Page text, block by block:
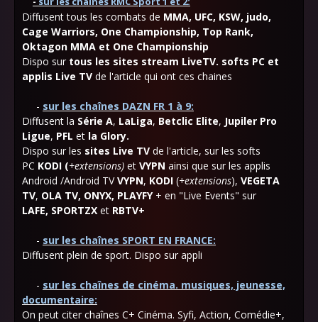
Diffusent tous les combats de MMA, UFC, KSW, judo,
Cage Warriors, One Championship, Top Rank,
Oktagon MMA et One Championship
Dispo sur tous les sites stream LiveTV. softs PC et
applis Live TV de l'article qui ont ces chaines
- sur les chaînes DAZN FR 1 à 9:
Diffusent la Série A, LaLiga, Betclic Elite, Jupiler Pro
Ligue, PFL et la Glory.
Dispo sur les sites Live TV de l'article, sur les softs
PC KODI (+extensions) et VYPN ainsi que sur les applis
Android /Android TV VYPN, KODI (+extensions), VEGETA
TV, OLA TV, ONYX, PLAYFY + en "Live Events" sur
LAFE, SPORTZX et RBTV+
- sur les chaînes SPORT EN FRANCE:
Diffusent plein de sport. Dispo sur appli
- sur les chaînes de cinéma. musiques, jeunesse,
documentaire:
On peut citer chaînes C+ Cinéma. Syfi, Action, Comédie+,